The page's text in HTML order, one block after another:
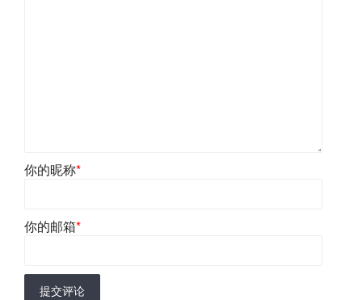
你的昵称*
你的邮箱*
提交评论